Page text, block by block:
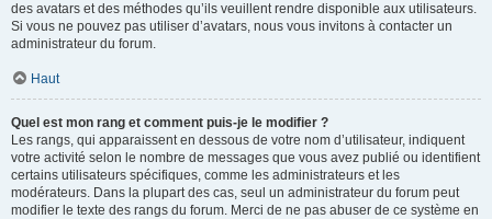
des avatars et des méthodes qu’ils veuillent rendre disponible aux utilisateurs.
Si vous ne pouvez pas utiliser d’avatars, nous vous invitons à contacter un
administrateur du forum.
Haut
Quel est mon rang et comment puis-je le modifier ?
Les rangs, qui apparaissent en dessous de votre nom d’utilisateur, indiquent
votre activité selon le nombre de messages que vous avez publié ou identifient
certains utilisateurs spécifiques, comme les administrateurs et les
modérateurs. Dans la plupart des cas, seul un administrateur du forum peut
modifier le texte des rangs du forum. Merci de ne pas abuser de ce système en